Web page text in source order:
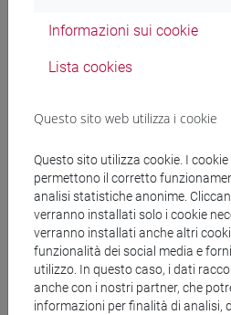
Genera
Genera
Copia questo URL per importare
Calendar:
https://www.unive.it/data/ajax/
cache=-1&afid=448122
Informazioni sui cookie
Lista cookies
Questo sito web utilizza i cookie
Questo sito utilizza cookie. I
permettono il corretto
analisi statistiche anonime.
verranno installati solo i cookie
verranno installati anche altri
funzionalità dei social media e
utilizzo. In questo caso, i dati
anche con i nostri partner, che
informazioni per finalità di analisi,